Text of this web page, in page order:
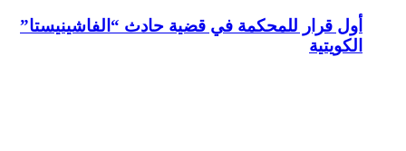
أول قرار للمحكمة في قضية حادث “الفاشينيستا”
الكويتية